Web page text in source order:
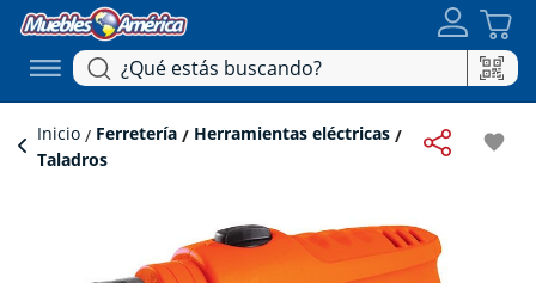
Inicio Ferretería
Herramientas eléctricas
Taladros
favorite